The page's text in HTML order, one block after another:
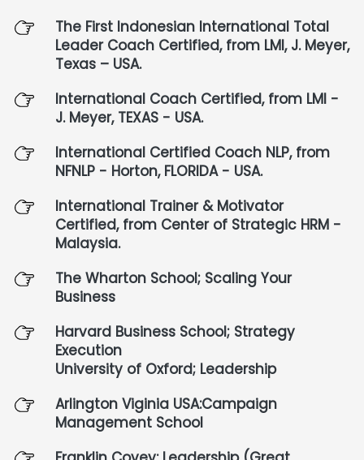
The First Indonesian International Total
Leader Coach Certified, from LMI, J. Meyer,
Texas – USA.
International Coach Certified, from LMI -
J. Meyer, TEXAS - USA.
International Certified Coach NLP, from
NFNLP - Horton, FLORIDA - USA.
International Trainer & Motivator
Certified, from Center of Strategic HRM -
Malaysia.
The Wharton School; Scaling Your
Business
Harvard Business School; Strategy
Execution
University of Oxford; Leadership
Arlington Viginia USA:Campaign
Management School